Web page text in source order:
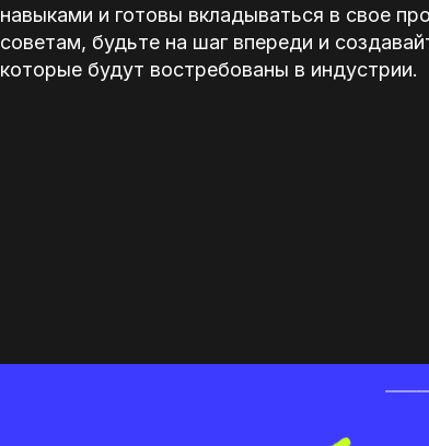
навыками и готовы вкладываться в свое
советам, будьте на шаг впереди и
которые будут востребованы в индустрии.